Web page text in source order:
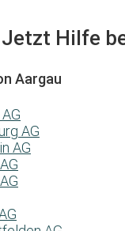
Hilfe
Aargau
AG
AG